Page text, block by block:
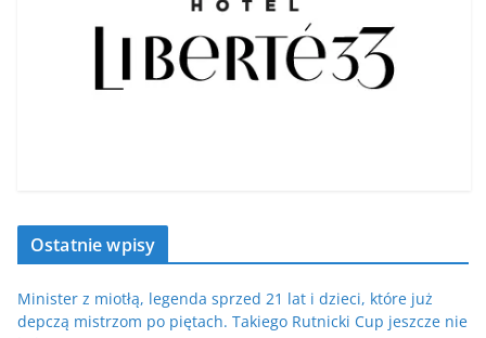
Ostatnie wpisy
Minister z miotłą, legenda sprzed 21 lat i dzieci, które już
depczą mistrzom po piętach. Takiego Rutnicki Cup jeszcze nie